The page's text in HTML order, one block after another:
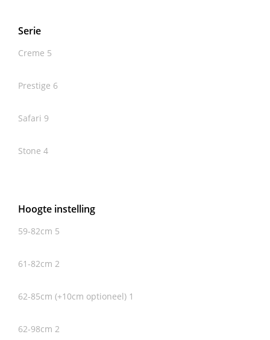
Serie
Creme 5
Prestige 6
Safari 9
Stone 4
Hoogte instelling
59-82cm 5
61-82cm 2
62-85cm (+10cm optioneel) 1
62-98cm 2